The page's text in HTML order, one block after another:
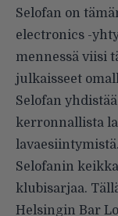
Selofan on
electronics -
mennessä viisi
julkaisseet
Selofan
kerronnallista
lavaesiintymistä.
Selofanin
klubisarjaa.
Helsingin Bar